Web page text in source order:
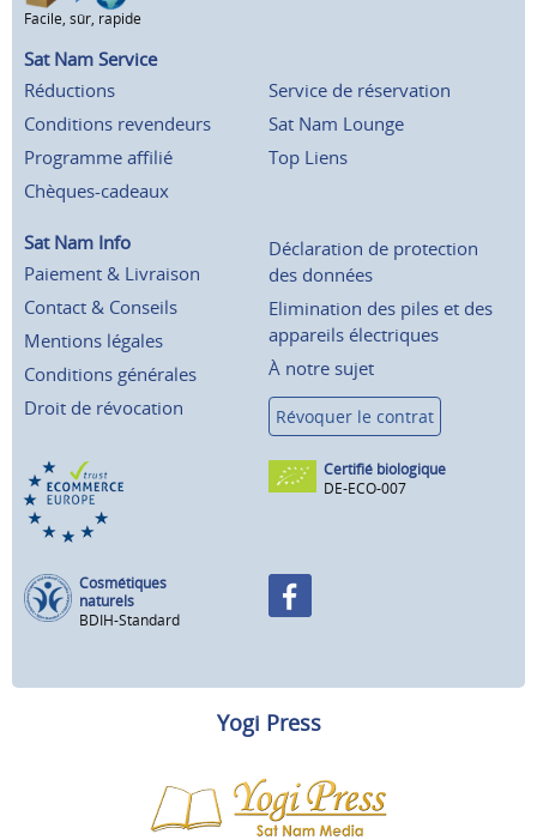
Facile, sûr, rapide
Sat Nam Service
Réductions
Conditions revendeurs
Programme affilié
Chèques-cadeaux
Service de réservation
Sat Nam Lounge
Top Liens
Sat Nam Info
Paiement & Livraison
Contact & Conseils
Mentions légales
Conditions générales
Droit de révocation
Déclaration de protection
des données
Elimination des piles et des
appareils électriques
À notre sujet
Révoquer le contrat
Certifié biologique
DE-ECO-007
Cosmétiques
naturels
BDIH-Standard
Yogi Press